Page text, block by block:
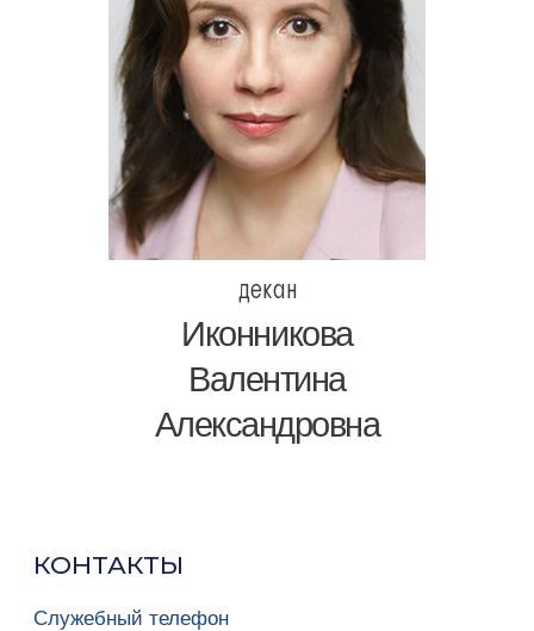
декан
Иконникова
Валентина
Александровна
КОНТАКТЫ
Служебный телефон